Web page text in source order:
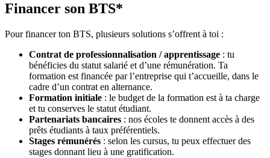
Financer son BTS*
Pour financer ton BTS, plusieurs solutions s’offrent à toi :
Contrat de professionnalisation / apprentissage : tu
bénéficies du statut salarié et d’une rémunération. Ta
formation est financée par l’entreprise qui t’accueille, dans le
cadre d’un contrat en alternance.
Formation initiale : le budget de la formation est à ta charge
et tu conserves le statut étudiant.
Partenariats bancaires : nos écoles te donnent accès à des
prêts étudiants à taux préférentiels.
Stages rémunérés : selon les cursus, tu peux effectuer des
stages donnant lieu à une gratification.